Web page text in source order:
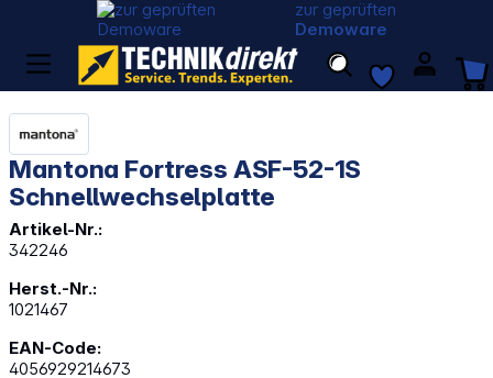
zur geprüften
Demoware
Mantona Fortress ASF-52-1S
Schnellwechselplatte
Artikel-Nr.:
342246
Herst.-Nr.:
1021467
EAN-Code:
4056929214673